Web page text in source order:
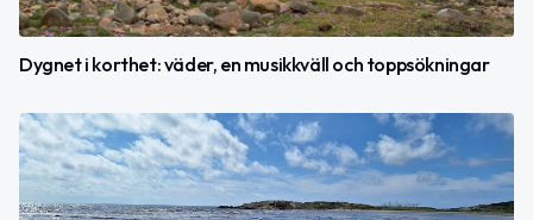
Dygnet i korthet: väder, en musikkväll och toppsökningar